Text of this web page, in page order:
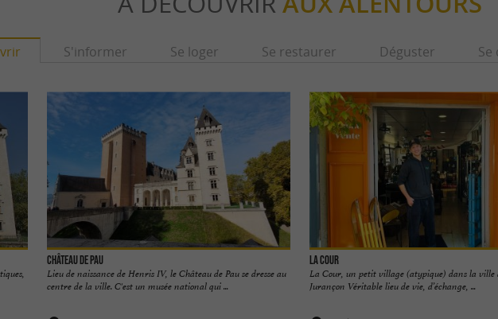
S'informer Se loger Se restaurer Déguster
Château de Pau
Lieu de naissance de Henris IV, le Château de Pau se dresse au
centre de la ville. C'est un musée national qui ...
La Cour
La Cour, un petit village (atypique) dans la ville
Jurançon Véritable lieu de vie, d’échange, ...